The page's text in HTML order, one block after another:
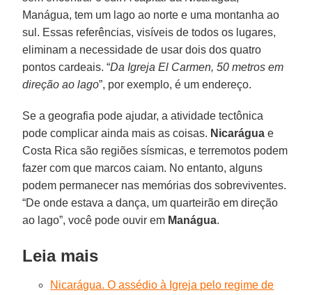
Manágua, tem um lago ao norte e uma montanha ao
sul. Essas referências, visíveis de todos os lugares,
eliminam a necessidade de usar dois dos quatro
pontos cardeais. “Da Igreja El Carmen, 50 metros em
direção ao lago”, por exemplo, é um endereço.
Se a geografia pode ajudar, a atividade tectônica
pode complicar ainda mais as coisas. Nicarágua e
Costa Rica são regiões sísmicas, e terremotos podem
fazer com que marcos caiam. No entanto, alguns
podem permanecer nas memórias dos sobreviventes.
“De onde estava a dança, um quarteirão em direção
ao lago”, você pode ouvir em Manágua.
Leia mais
Nicarágua. O assédio à Igreja pelo regime de